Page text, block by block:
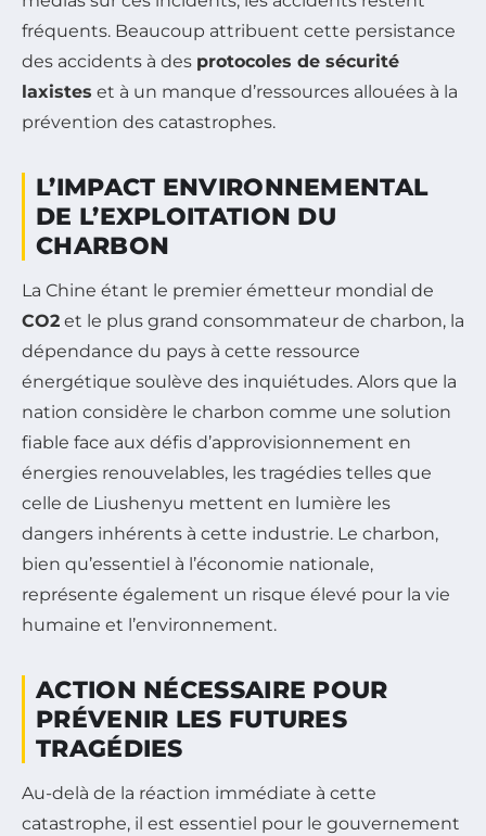
fréquents. Beaucoup attribuent cette persistance
des accidents à des protocoles de sécurité
laxistes et à un manque d’ressources allouées à la
prévention des catastrophes.
L’IMPACT ENVIRONNEMENTAL
DE L’EXPLOITATION DU
CHARBON
La Chine étant le premier émetteur mondial de
CO2 et le plus grand consommateur de charbon, la
dépendance du pays à cette ressource
énergétique soulève des inquiétudes. Alors que la
nation considère le charbon comme une solution
fiable face aux défis d’approvisionnement en
énergies renouvelables, les tragédies telles que
celle de Liushenyu mettent en lumière les
dangers inhérents à cette industrie. Le charbon,
bien qu’essentiel à l’économie nationale,
représente également un risque élevé pour la vie
humaine et l’environnement.
ACTION NÉCESSAIRE POUR
PRÉVENIR LES FUTURES
TRAGÉDIES
Au-delà de la réaction immédiate à cette
catastrophe, il est essentiel pour le gouvernement